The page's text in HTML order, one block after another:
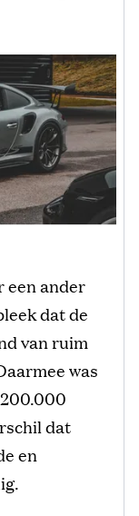
een ander
dat de
van ruim
was
dat
en